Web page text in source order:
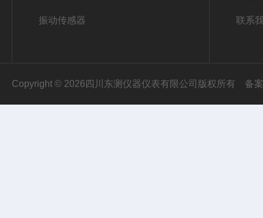
振动传感器 联系
Copyright © 2026四川东测仪器仪表有限公司版权所有 备